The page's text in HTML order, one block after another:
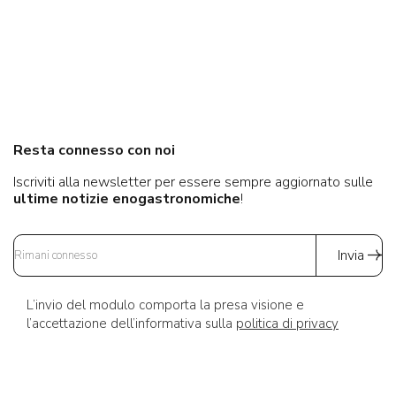
Resta connesso con noi
Iscriviti alla newsletter per essere sempre aggiornato sulle
ultime notizie enogastronomiche!
Invia
L’invio del modulo comporta la presa visione e
l’accettazione dell’informativa sulla politica di privacy